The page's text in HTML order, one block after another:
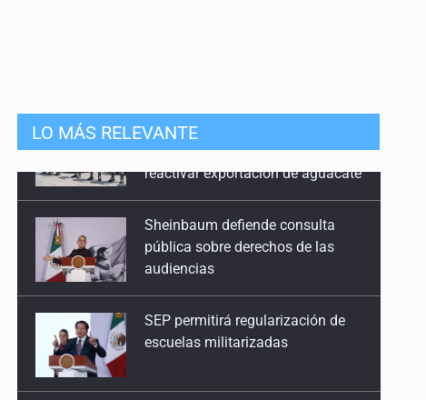
LO MÁS RELEVANTE
pública sobre derechos de las
audiencias
escuelas militarizadas